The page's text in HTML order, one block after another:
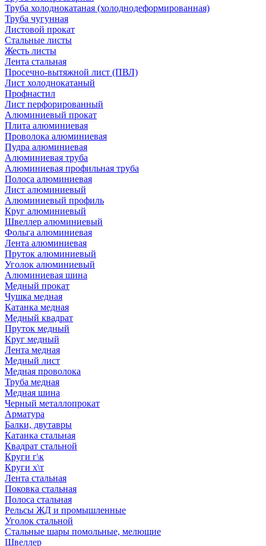
Труба холоднокатаная (холоднодеформированная)
Труба чугунная
Листовой прокат
Стальные листы
Жесть листы
Лента стальная
Просечно-вытяжной лист (ПВЛ)
Лист холоднокатаный
Профнастил
Лист перфорированный
Алюминиевый прокат
Плита алюминиевая
Проволока алюминиевая
Пудра алюминиевая
Алюминиевая труба
Алюминиевая профильная труба
Полоса алюминиевая
Лист алюминиевый
Алюминиевый профиль
Круг алюминиевый
Швеллер алюминиевый
Фольга алюминиевая
Лента алюминиевая
Пруток алюминиевый
Уголок алюминиевый
Алюминиевая шина
Медный прокат
Чушка медная
Катанка медная
Медный квадрат
Пруток медный
Круг медный
Лента медная
Медный лист
Медная проволока
Труба медная
Медная шина
Черный металлопрокат
Арматура
Балки, двутавры
Катанка стальная
Квадрат стальной
Круги г\к
Круги х\т
Лента стальная
Поковка стальная
Полоса стальная
Рельсы ЖД и промышленные
Уголок стальной
Стальные шары помольные, мелющие
Швеллер